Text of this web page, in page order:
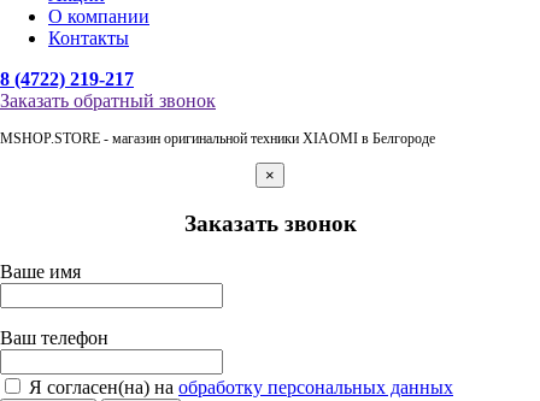
О компании
Контакты
8 (4722) 219-217
Заказать обратный звонок
MSHOP.STORE - магазин оригинальной техники XIAOMI в Белгороде
×
Заказать звонок
Ваше имя
Ваш телефон
Я согласен(на) на обработку персональных данных